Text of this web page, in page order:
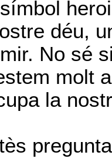
déu,
No sé
molt
la